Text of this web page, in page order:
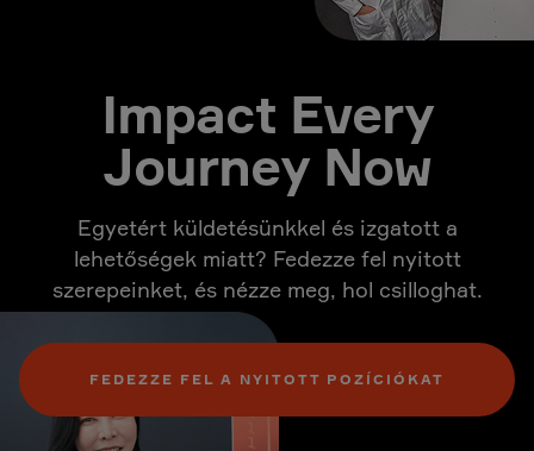
Impact Every
Journey Now
Egyetért küldetésünkkel és izgatott a
lehetőségek miatt? Fedezze fel nyitott
szerepeinket, és nézze meg, hol csilloghat.
FEDEZZE FEL A NYITOTT POZÍCIÓKAT